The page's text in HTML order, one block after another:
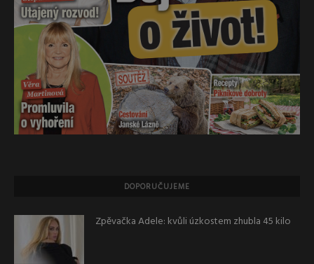
DOPORUČUJEME
Zpěvačka Adele: kvůli úzkostem zhubla 45 kilo